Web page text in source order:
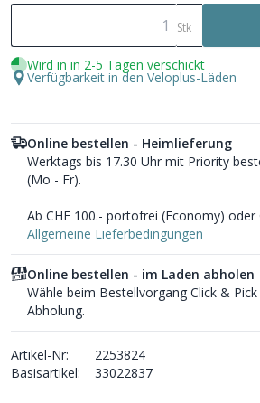
Stk
Wird in in 2-5 Tagen verschickt
Verfügbarkeit in den Veloplus-Läden
Online bestellen - Heimlieferung
Werktags bis 17.30 Uhr mit Priority
(Mo - Fr).
Ab CHF 100.- portofrei (Economy) oder
Allgemeine Lieferbedingungen
Online bestellen - im Laden abholen
Wähle beim Bestellvorgang Click &
Abholung.
Artikel-Nr:
2253824
Basisartikel:
33022837